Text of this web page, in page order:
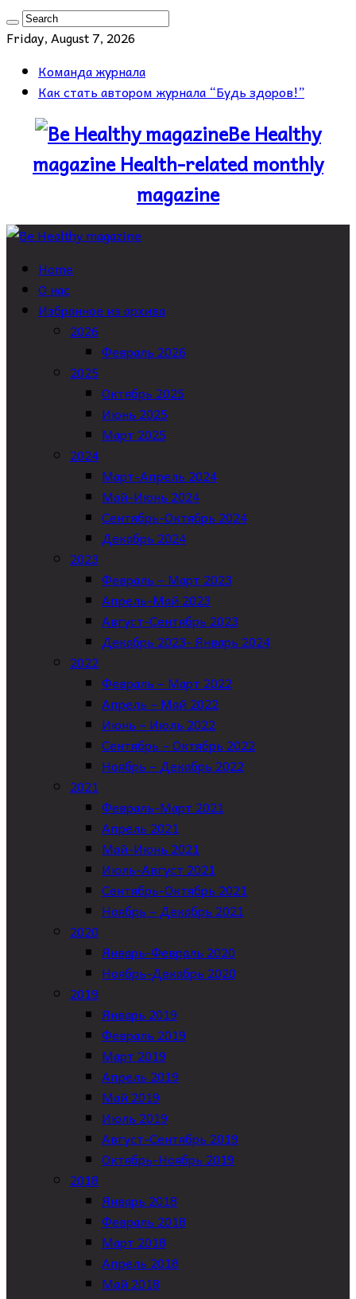
Friday, August 7, 2026
Команда журнала
Как стать автором журнала “Будь здоров!”
Be Healthy
magazine Health-related monthly
magazine
Home
О нас
Избранное из архива
2026
Февраль 2026
2025
Октябрь 2025
Июнь 2025
Март 2025
2024
Март-Апрель 2024
Май-Июнь 2024
Сентябрь-Октябрь 2024
Декабрь 2024
2023
Февраль – Март 2023
Апрель-Май 2023
Август-Сентябрь 2023
Декабрь 2023- Январь 2024
2022
Февраль – Март 2022
Апрель – Май 2022
Июнь – Июль 2022
Сентябрь – Октябрь 2022
Ноябрь – Декабрь 2022
2021
Февраль-Март 2021
Апрель 2021
Май-Июнь 2021
Июль-Август 2021
Сентябрь-Октябрь 2021
Ноябрь – Декабрь 2021
2020
Январь-Февраль 2020
Ноябрь-Декабрь 2020
2019
Январь 2019
Февраль 2019
Март 2019
Апрель 2019
Май 2019
Июль 2019
Август-Сентябрь 2019
Октябрь-Ноябрь 2019
2018
Январь 2018
Февраль 2018
Март 2018
Апрель 2018
Май 2018